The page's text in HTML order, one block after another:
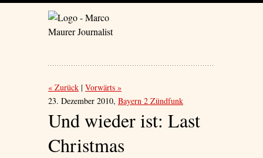
23. Dezember 2010, Bayern 2 Zündfunk
Und wieder ist: Last
Christmas
« Zurück Vorwärts »